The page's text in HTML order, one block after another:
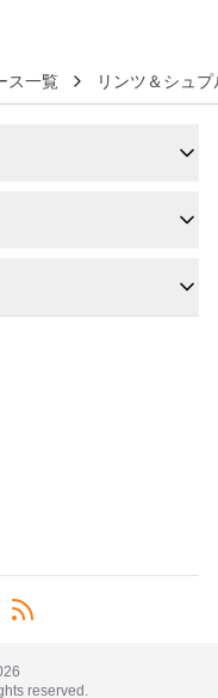
ス一覧 リンツ＆シュ
reserved.